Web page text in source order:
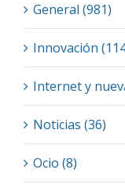
General (981)
Innovación
Internet y
Noticias (36)
Ocio (8)